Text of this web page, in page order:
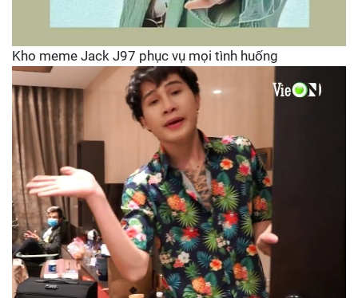
Kho meme Jack J97 phục vụ mọi tình huống